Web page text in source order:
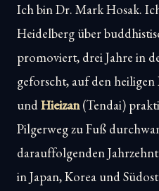
Ich bin Dr. Mark Hosak.
Heidelberg über
promoviert, drei Jahre in
geforscht, auf den heiligen
undHieizan(Tendai)
Pilgerweg zu Fuß
darauffolgenden
in Japan, Korea und